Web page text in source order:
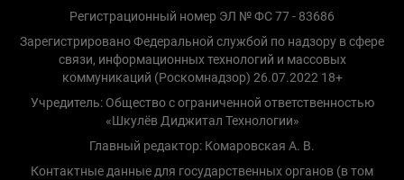
Регистрационный номер ЭЛ № ФС 77 - 83686
Зарегистрировано Федеральной службой по надзору в сфере
связи, информационных технологий и массовых
коммуникаций (Роскомнадзор) 26.07.2022 18+
Учредитель: Общество с ограниченной ответственностью
«Шкулёв Диджитал Технологии»
Главный редактор: Комаровская А. В.
Контактные данные для государственных органов (в том